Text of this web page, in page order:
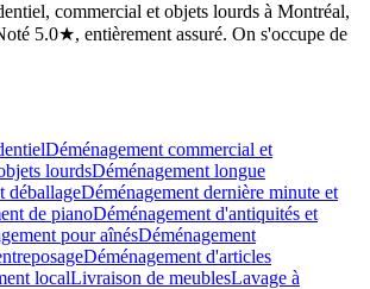
commercial et objets lourds à Montréal,
5.0★, entièrement assuré. On s'occupe de
Déménagement commercial et
lourdsDéménagement longue
déballageDéménagement dernière minute et
de pianoDéménagement d'antiquités et
pour aînésDéménagement
Déménagement d'articles
localLivraison de meublesLavage à